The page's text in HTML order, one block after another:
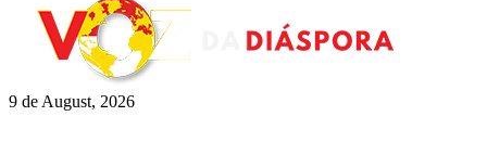
9 de August, 2026